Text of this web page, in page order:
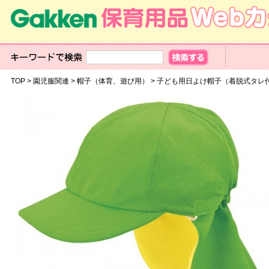
TOP> 園児服関連 > 帽子（体育、遊び用） > 子ども用日よけ帽子（着脱式タレ